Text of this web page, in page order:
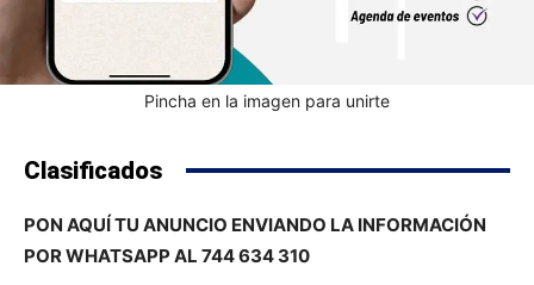
Pincha en la imagen para unirte
Clasificados
PON AQUÍ TU ANUNCIO ENVIANDO LA INFORMACIÓN
POR WHATSAPP AL 744 634 310